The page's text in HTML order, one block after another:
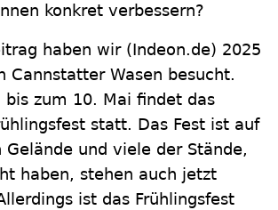
konkret verbessern?
haben wir (Indeon.de) 2025
Cannstatter Wasen besucht.
bis zum 10. Mai findet das
statt. Das Fest ist auf
Gelände und viele der Stände,
haben, stehen auch jetzt
ist das Frühlingsfest